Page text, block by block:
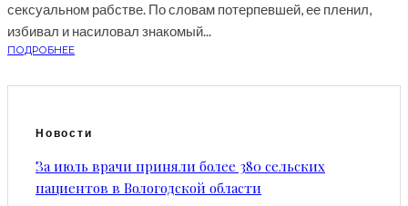
сексуальном рабстве. По словам потерпевшей, ее пленил,
избивал и насиловал знакомый...
ПОДРОБНЕЕ
Новости
За июль врачи приняли более 380 сельских
пациентов в Вологодской области